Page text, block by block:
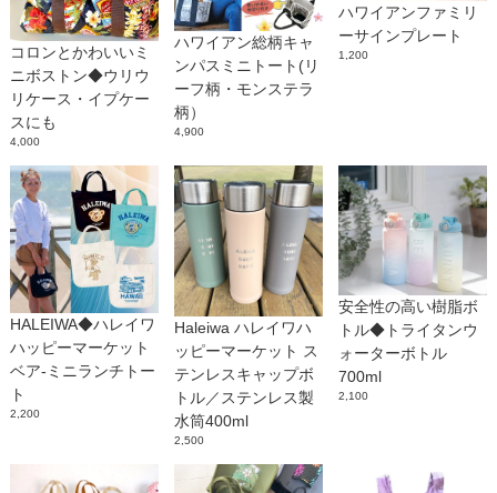
コロンとかわいいミ
ニボストン◆ウリウ
リケース・イプケー
スにも
4,000
ハワイアン総柄キャ
ンパスミニトート(リ
ーフ柄・モンステラ
柄）
4,900
ハワイアンファミリ
ーサインプレート
1,200
HALEIWA◆ハレイワ
ハッピーマーケット
ベア-ミニランチトー
ト
2,200
Haleiwa ハレイワハ
ッピーマーケット ス
テンレスキャップボ
トル／ステンレス製
水筒400ml
2,500
安全性の高い樹脂ボ
トル◆トライタンウ
ォーターボトル
700ml
2,100